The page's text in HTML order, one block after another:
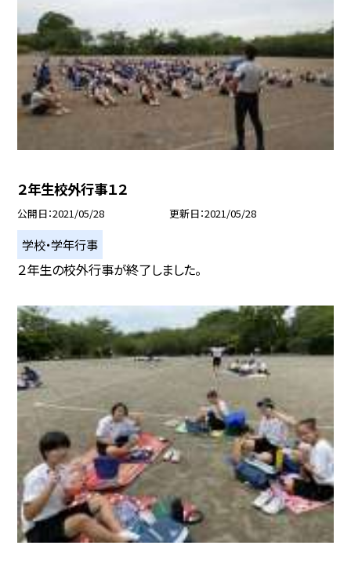
２年生校外行事１２
公開日 2021/05/28 更新日 2021/05/28
学校・学年行事
２年生の校外行事が終了しました。